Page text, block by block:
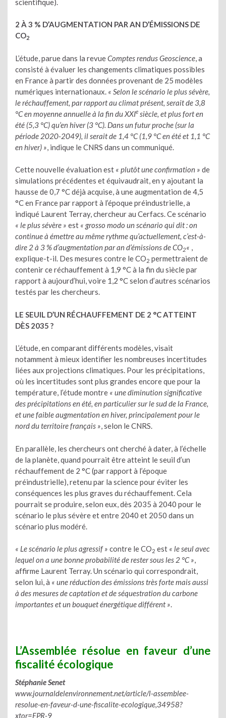
2 À 3 % D’AUGMENTATION PAR AN D’ÉMISSIONS DE
CO2
L’étude, parue dans la revueComptes rendus Geoscience , a
consisté à évaluer les changements climatiques possibles
en France à partir des données provenant de 25 modèles
numériques internationaux. « Selon le scénario le plus sévère,
le réchauffement, par rapport au climat présent, serait de 3,8
°C en moyenne annuelle à la fin du XXIe siècle, et plus fort en
été (5,3 °C) qu’en hiver (3 °C). Dans un futur proche (sur la
période 2020-2049), il serait de 1,4 °C (1,9 °C en été et 1,1 °C
en hiver) » , indique le CNRS dans un communiqué.
Cette nouvelle évaluation est « plutôt une confirmation » de
simulations précédentes et équivaudrait, en y ajoutant la
hausse de 0,7 °C déjà acquise, à une augmentation de 4,5
°C en France par rapport à l’époque préindustrielle, a
indiqué Laurent Terray, chercheur au Cerfacs. Ce scénario
« le plus sévère » est « grosso modo un scénario qui dit : on
continue à émettre au même rythme qu’actuellement, c’est-à-
dire 2 à 3 % d’augmentation par an d’émissions de CO2« ,
explique-t-il. Des mesures contre le CO2 permettraient de
contenir ce réchauffement à 1,9 °C à la fin du siècle par
rapport à aujourd’hui, voire 1,2 °C selon d’autres scénarios
testés par les chercheurs.
LE SEUIL D’UN RÉCHAUFFEMENT DE 2 °C ATTEINT
DÈS 2035 ?
L’étude, en comparant différents modèles, visait
notamment à mieux identifier les nombreuses incertitudes
liées aux projections climatiques. Pour les précipitations,
où les incertitudes sont plus grandes encore que pour la
température, l’étude montre « une diminution significative
des précipitations en été, en particulier sur le sud de la France,
et une faible augmentation en hiver, principalement pour le
nord du territoire français », selon le CNRS.
En parallèle, les chercheurs ont cherché à dater, à l’échelle
de la planète, quand pourrait être atteint le seuil d’un
réchauffement de 2 °C (par rapport à l’époque
préindustrielle), retenu par la science pour éviter les
conséquences les plus graves du réchauffement. Cela
pourrait se produire, selon eux, dès 2035 à 2040 pour le
scénario le plus sévère et entre 2040 et 2050 dans un
scénario plus modéré.
« Le scénario le plus agressif » contre le CO2 est « le seul avec
lequel on a une bonne probabilité de rester sous les 2 °C »,
affirme Laurent Terray. Un scénario qui correspondrait,
selon lui, à « une réduction des émissions très forte mais aussi
à des mesures de captation et de séquestration du carbone
importantes et un bouquet énergétique différent ».
L’Assemblée résolue en faveur d’une
fiscalité écologique
Stéphanie Senet
www.journaldelenvironnement.net/article/l-assemblee-
resolue-en-faveur-d-une-fiscalite-ecologique,34958?
xtor=EPR-9